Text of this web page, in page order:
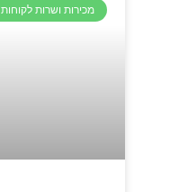
מכירות ושרות לקוחות